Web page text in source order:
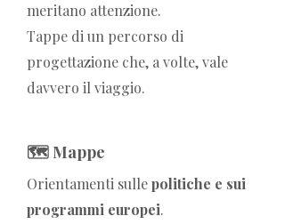
meritano attenzione.
Tappe di un percorso di
progettazione che, a volte, vale
davvero il viaggio.
🗺️ Mappe
Orientamenti sullepolitiche e sui
programmi europei.